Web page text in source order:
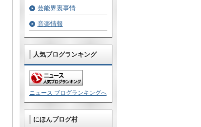
芸能界裏事情
音楽情報
人気ブログランキング
ニュース ブログランキングへ
にほんブログ村